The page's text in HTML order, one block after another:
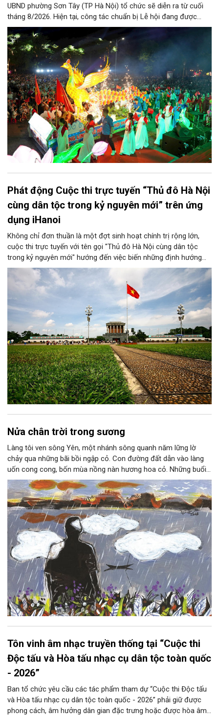
UBND phường Sơn Tây (TP Hà Nội) tổ chức sẽ diễn ra từ cuối
tháng 8/2026. Hiện tại, công tác chuẩn bị Lễ hội đang được
chính quyền phường Sơn Tây cùng các phòng, ban, ngành, đơn
vị và 25 tổ dân phố khẩn trương triển khai, tạo khí thế sôi nổi,
sẵn sàng mang đến cho Nhân dân và du khách một mùa Trung
thu quy mô, đặc sắc và giàu bản sắc văn hóa xứ Đoài.
Phát động Cuộc thi trực tuyến “Thủ đô Hà Nội
cùng dân tộc trong kỷ nguyên mới” trên ứng
dụng iHanoi
Không chỉ đơn thuần là một đợt sinh hoạt chính trị rộng lớn,
cuộc thi trực tuyến với tên gọi "Thủ đô Hà Nội cùng dân tộc
trong kỷ nguyên mới" hướng đến việc biến những định hướng
chiến lược trong Nghị quyết số 02-NQ/TW của Bộ Chính trị
thành niềm tin, thành nhận thức chung của mỗi người dân.
Nửa chân trời trong sương
Làng tôi ven sông Yên, một nhánh sông quanh năm lững lờ
chảy qua những bãi bồi ngập cỏ. Con đường đất dẫn vào làng
uốn cong cong, bốn mùa nồng nàn hương hoa cỏ. Những buổi
hoàng hôn, khi nắng đã dịu xuống phía cuối sông, đám hoa tím
lại thẫm màu như có ai vừa rắc lên một lớp khói.
Tôn vinh âm nhạc truyền thống tại “Cuộc thi
Độc tấu và Hòa tấu nhạc cụ dân tộc toàn quốc
- 2026”
Ban tổ chức yêu cầu các tác phẩm tham dự “Cuộc thi Độc tấu
và Hòa tấu nhạc cụ dân tộc toàn quốc - 2026” phải giữ được
phong cách, âm hưởng dân gian đặc trưng hoặc được hòa âm,